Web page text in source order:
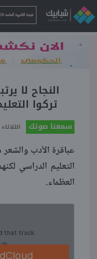
نتيجة الثانوية العامة 2026
نتيجة
النجاح لا
تركوا
سمعنا صوتك الثلاثاء 10-07-2018 12:04 مـ
عباقرة الأدب
التعليم الدراسي
العظماء.